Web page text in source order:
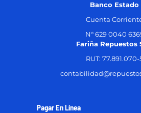
Banco Estado
Cuenta
N° 629 0040
Fariña Repuestos
RUT: 77.891.070-
Pagar En Línea